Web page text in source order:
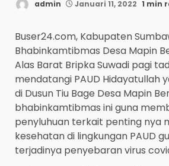
admin Januari 11, 2022 1 min
Buser24.com, Kabupaten
Bhabinkamtibmas Desa Mapin
Alas Barat Bripka Suwadi pagi
mendatangi PAUD Hidayatullah
di Dusun Tiu Bage Desa Mapin
bhabinkamtibmas ini guna
penyluhuan terkait penting nya
kesehatan di lingkungan PAUD
terjadinya penyebaran virus